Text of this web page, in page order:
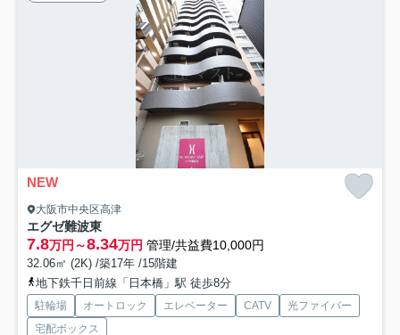
NEW
大阪市中央区高津
エグゼ難波東
7.8万円～8.34万円 管理/共益費10,000円
32.06㎡ (2K) /築17年 /15階建
地下鉄千日前線「日本橋」駅 徒歩8分
駐輪場 オートロック エレベーター CATV
光ファイバー
宅配ボックス